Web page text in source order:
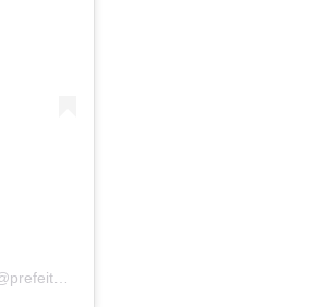
Uma publicação compartilhada por Prefeitura Municipal de Prainha (@prefeitura.de.prainha)